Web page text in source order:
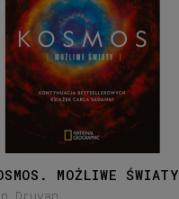
MOŻLIWE ŚWIATY
Druyan